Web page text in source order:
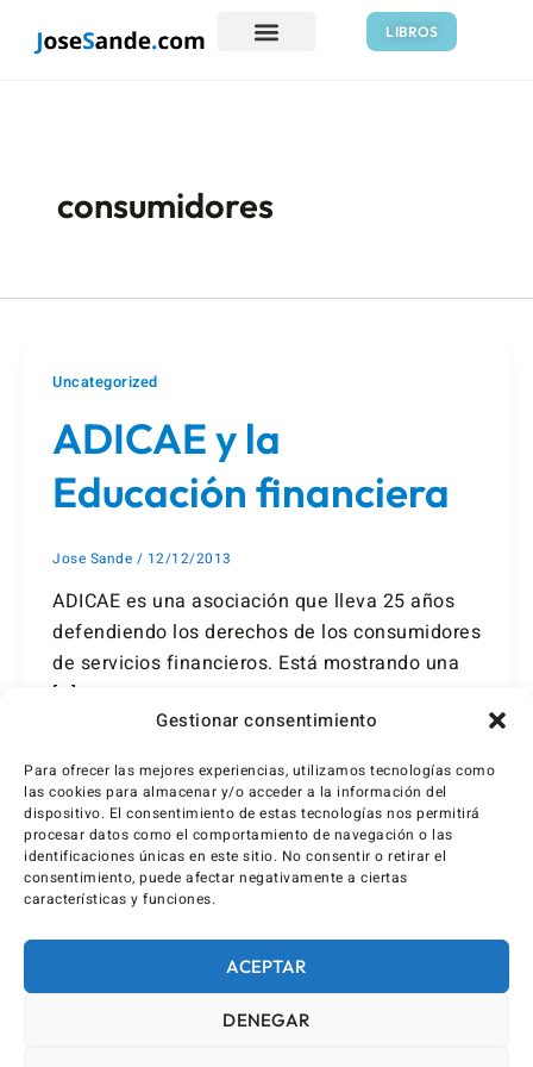
Gestionar consentimiento
Para ofrecer las mejores experiencias, utilizamos tecnologías como
las cookies para almacenar y/o acceder a la información del
dispositivo. El consentimiento de estas tecnologías nos permitirá
procesar datos como el comportamiento de navegación o las
identificaciones únicas en este sitio. No consentir o retirar el
consentimiento, puede afectar negativamente a ciertas
características y funciones.
ACEPTAR
DENEGAR
LIBROS
consumidores
Uncategorized
ADICAE y la
Educación financiera
Jose Sande / 12/12/2013
ADICAE es una asociación que lleva 25 años
defendiendo los derechos de los consumidores
de servicios financieros. Está mostrando una
[…]